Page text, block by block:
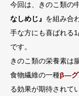
今回は、きのこ類の
なしめじ』 を組み合
手な方にも喜ばれる
です。
きのこ類の栄養素は
食物繊維の一種β―グ
る効果が期待されて